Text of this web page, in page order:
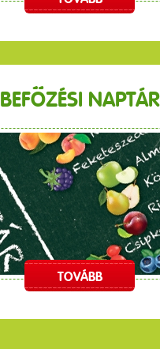
BEFŐZÉSI NAPTÁR
TOVÁBB